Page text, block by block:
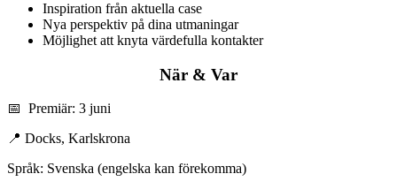
Inspiration från aktuella case
Nya perspektiv på dina utmaningar
Möjlighet att knyta värdefulla kontakter
När & Var
📅 Premiär: 3 juni
📍 Docks, Karlskrona
Språk: Svenska (engelska kan förekomma)